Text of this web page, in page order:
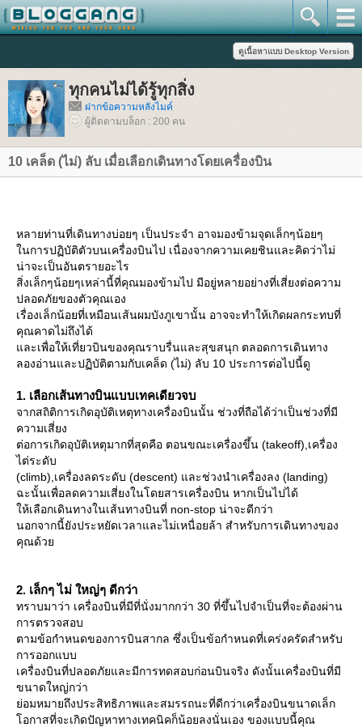
ทุกคนไม่ได้รู้ทุกสิ่ง
ฝากข้อความหลังไมค์
ผู้ติดตามบล็อก : 200 คน
10 เคล็ด (ไม่) ลับ เมื่อเลือกเดินทางโดยเครื่องบิน
หลายท่านที่เดินทางบ่อยๆ เป็นประจำ อาจมองข้ามจุดเล็กๆน้อยๆ
นการปฏิบัติตัวบนเครื่องบินไป เนื่องจากความเคยชินและคิดว่าไม่
น่าจะเป็นอันตรายอะไร
สิ่งเล็กๆน้อยๆเหล่านี้ที่คุณมองข้ามไป มีอยู่หลายอย่างที่เสี่ยงต่อความ
ปลอดภัยของตัวคุณเอง
เรื่องเล็กน้อยที่เหมือนเส้นผมบังภูเขานั้น อาจจะทำให้เกิดผลกระทบที่
คุณคาดไม่ถึงได้
ละเพื่อให้เที่ยวบินของคุณราบรื่นและสุขสนุก ตลอดการเดินทาง
ลองอ่านและปฏิบัติตามกับเคล็ด (ไม่) ลับ 10 ประการต่อไปนี้ดู
1. เลือกเส้นทางบินแบบเทคเดียวจบ
จากสถิติการเกิดอุบัติเหตุทางเครื่องบินนั้น ช่วงที่ถือได้ว่าเป็นช่วงที่มี
ความเสี่ยง
ต่อการเกิดอุบัติเหตุมากที่สุดคือ ตอนขณะเครื่องขึ้น (takeoff),เครื่อง
ไต่ระดับ
(climb),เครื่องลดระดับ (descent) และช่วงนำเครื่องลง (landing)
ฉะนั้นเพื่อลดความเสี่ยงในโดยสารเครื่องบิน หากเป็นไปได้
ห้เลือกเดินทางในเส้นทางบินที่ non-stop น่าจะดีกว่า
นอกจากนี้ยังประหยัดเวลาและไม่เหนื่อยล้า สำหรับการเดินทางของ
คุณด้ว
2. เล็กๆ ไม่ ใหญ่ๆ ดีกว่า
ทราบมาว่า เครื่องบินที่มีที่นั่งมากกว่า 30 ที่ขึ้นไปจำเป็นที่จะต้องผ่าน
การตรวจสอบ
ตามข้อกำหนดของการบินสากล ซึ่งเป็นข้อกำหนดที่เคร่งครัดสำหรับ
การออกแบบ
เครื่องบินที่ปลอดภัยและมีการทดสอบก่อนบินจริง ดังนั้นเครื่องบินที่มี
ขนาดใหญ่กว่า
่อมหมายถึงประสิทธิภาพและสมรรถนะที่ดีกว่าเครื่องบินขนาดเล็ก
อกาสที่จะเกิดปัญหาทางเทคนิคก็น้อยลงนั่นเอง ของแบบนี้คุณ